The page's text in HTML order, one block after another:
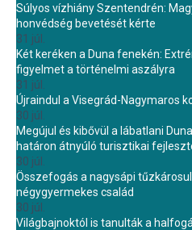
Súlyos vízhiány Szentendrén:
honvédség bevetését kérte
31 júl.
Két keréken a Duna fenekén:
figyelmet a történelmi aszályra
31 júl.
Újraindul a Visegrád-Nagymaros
30 júl.
Megújul és kibővül a lábatlani
határon átnyúló turisztikai
30 júl.
Összefogás a nagysápi
négygyermekes család
30 júl.
Világbajnoktól is tanulták a